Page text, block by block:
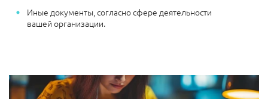
Иные документы, согласно сфере деятельности
вашей организации.